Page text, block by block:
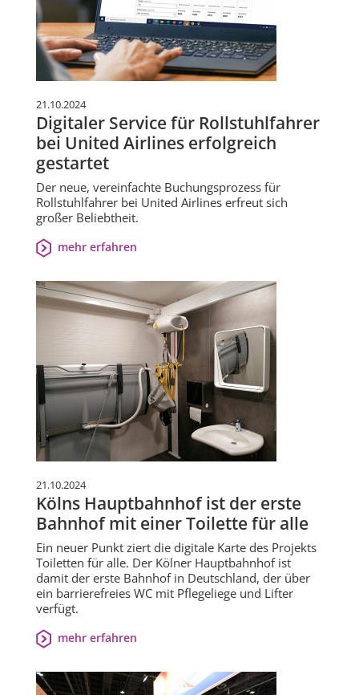
21.10.2024
Digitaler Service für Rollstuhlfahrer
bei United Airlines erfolgreich
gestartet
Der neue, vereinfachte Buchungsprozess für
Rollstuhlfahrer bei United Airlines erfreut sich
großer Beliebtheit.
mehr erfahren
21.10.2024
Kölns Hauptbahnhof ist der erste
Bahnhof mit einer Toilette für alle
Ein neuer Punkt ziert die digitale Karte des Projekts
Toiletten für alle. Der Kölner Hauptbahnhof ist
damit der erste Bahnhof in Deutschland, der über
ein barrierefreies WC mit Pflegeliege und Lifter
verfügt.
mehr erfahren